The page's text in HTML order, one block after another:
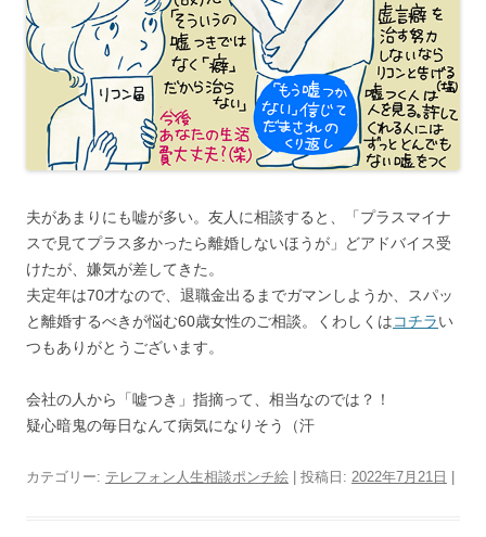
夫があまりにも嘘が多い。友人に相談すると、「プラスマイナ
スで見てプラス多かったら離婚しないほうが」どアドバイス受
けたが、嫌気が差してきた。
夫定年は70才なので、退職金出るまでガマンしようか、スパッ
と離婚するべきが悩む60歳女性のご相談。くわしくはコチラい
つもありがとうございます。
会社の人から「嘘つき」指摘って、相当なのでは？！
疑心暗鬼の毎日なんて病気になりそう（汗
カテゴリー: テレフォン人生相談ポンチ絵 | 投稿日: 2022年7月21日